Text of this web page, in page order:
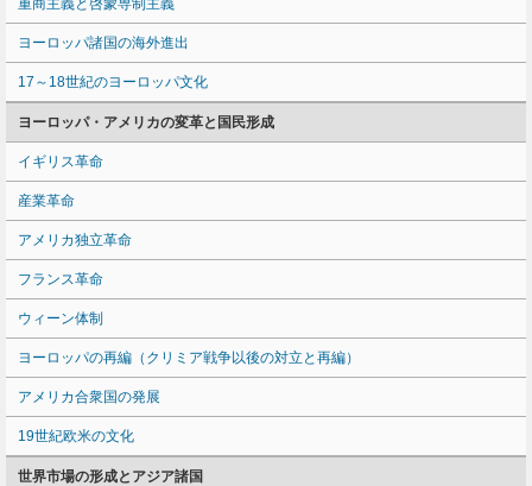
重商主義と啓蒙専制主義
ヨーロッパ諸国の海外進出
17～18世紀のヨーロッパ文化
ヨーロッパ・アメリカの変革と国民形成
イギリス革命
産業革命
アメリカ独立革命
フランス革命
ウィーン体制
ヨーロッパの再編（クリミア戦争以後の対立と再編）
アメリカ合衆国の発展
19世紀欧米の文化
世界市場の形成とアジア諸国